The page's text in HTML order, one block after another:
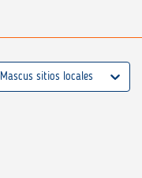
Mascus sitios locales